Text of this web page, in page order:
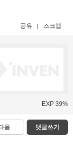
공유 스크랩
EXP 39%
음 댓글쓰기